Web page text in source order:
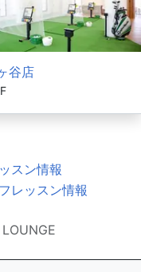
谷店
スン情報
レッスン情報